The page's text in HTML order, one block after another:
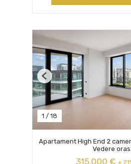
1 / 18
Previous
Apartament High End 2
Vedere oras
315,000 € +